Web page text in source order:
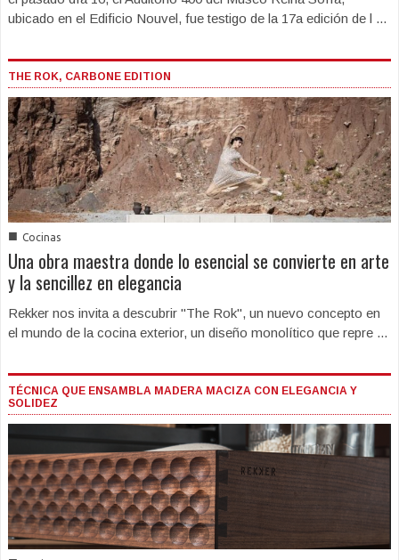
ubicado en el Edificio Nouvel, fue testigo de la 17a edición de l ...
THE ROK, CARBONE EDITION
■ Cocinas
Una obra maestra donde lo esencial se convierte en arte
y la sencillez en elegancia
Rekker nos invita a descubrir "The Rok", un nuevo concepto en
el mundo de la cocina exterior, un diseño monolítico que repre ...
TÉCNICA QUE ENSAMBLA MADERA MACIZA CON ELEGANCIA Y
SOLIDEZ